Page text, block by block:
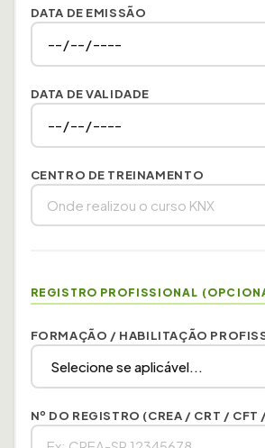
DATA DE EMISSÃO
DATA DE VALIDADE
CENTRO DE TREINAMENTO
REGISTRO PROFISSIONAL
FORMAÇÃO / HABILITAÇÃO
Nº DO REGISTRO (CREA / CRT / CFT